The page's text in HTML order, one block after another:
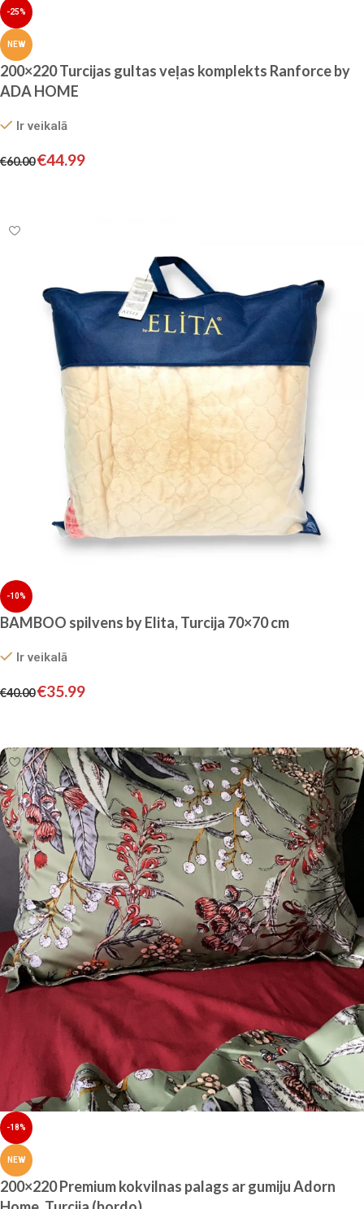
-25%
NEW
200×220 Turcijas gultas veļas komplekts Ranforce by
ADA HOME
Ir veikalā
€60.00€44.99
-10%
BAMBOO spilvens by Elita, Turcija 70×70 cm
Ir veikalā
€40.00€35.99
-18%
NEW
200×220 Premium kokvilnas palags ar gumiju Adorn